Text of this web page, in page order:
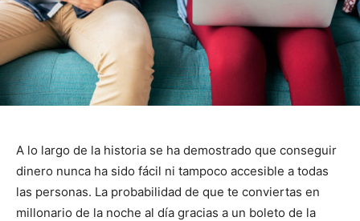
A lo largo de la historia se ha demostrado que conseguir
dinero nunca ha sido fácil ni tampoco accesible a todas
las personas. La probabilidad de que te conviertas en
millonario de la noche al día gracias a un boleto de la